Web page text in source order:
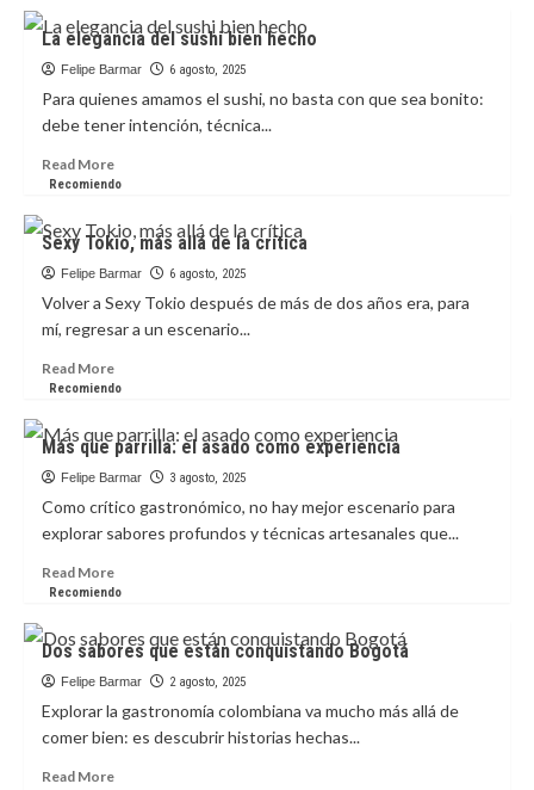
ICONTEC
Rappi
se
consolida
en
LatAm
a
Zoho
La elegancia del sushi bien hecho
Felipe Barmar 6 agosto, 2025
Para quienes amamos el sushi, no basta con que sea bonito:
debe tener intención, técnica...
Read MoreRead
more
La
elegancia
del
sushi
Recomiendo
Sexy Tokio, más allá de la crítica
Felipe Barmar 6 agosto, 2025
Volver a Sexy Tokio después de más de dos años era, para
mí, regresar a un escenario...
Read MoreRead
more
Sexy
Tokio,
más
allá
de
crítica
Recomiendo
Más que parrilla: el asado como experiencia
Felipe Barmar 3 agosto, 2025
Como crítico gastronómico, no hay mejor escenario para
explorar sabores profundos y técnicas artesanales que...
Read MoreRead
more
Más
que
parrilla:
el
experiencia
Recomiendo
Dos sabores que están conquistando Bogotá
Felipe Barmar 2 agosto, 2025
Explorar la gastronomía colombiana va mucho más allá de
comer bien: es descubrir historias hechas...
Read MoreRead